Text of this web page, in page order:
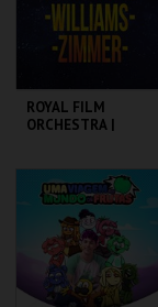
COMPRAR
ROYAL FILM
ORCHESTRA |
WILLIAMS
COLISEU DE LISBOA
MAIS INFO
COMPRAR